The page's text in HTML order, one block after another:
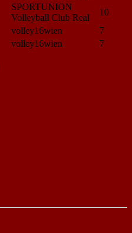
SPORTUNION
Volleyball Club Real
10
volley16wien
7
volley16wien 7